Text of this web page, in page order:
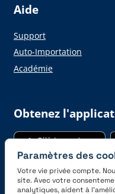
Aide
Support
Auto-Importation
Académie
Obtenez
Paramètres des
Votre vie privée compte.
site. Avec votre
analytiques, aident à